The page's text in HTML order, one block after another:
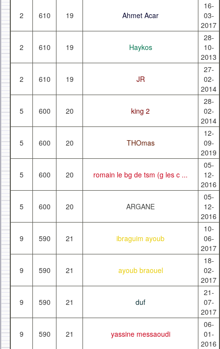
2 610 19 Ahmet Acar
16-
03-
2017
2 610 19 Haykos
28-
10-
2013
2 610 19 JR
27-
02-
2014
5 600 20 king 2
28-
02-
2014
5 600 20 THOmas
12-
09-
2019
5 600 20 romain le bg de tsm (g les c ...
05-
12-
2016
5 600 20 ARGANE
05-
12-
2016
9 590 21 ibraguim ayoub
10-
06-
2017
9 590 21 ayoub braouel
18-
02-
2017
9 590 21 duf
21-
07-
2017
9 590 21 yassine messaoudi
06-
01-
2016